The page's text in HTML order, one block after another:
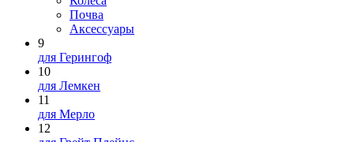
Почва
Аксессуары
9
для Герингоф
10
для Лемкен
11
для Мерло
12